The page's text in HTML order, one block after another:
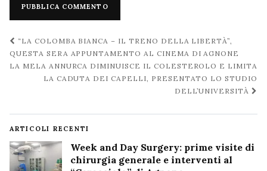
Navigazione
post
“LA COLOMBA BIANCA – IL TRENO DELLA LIBERTÀ”,
QUESTA SERA APPUNTAMENTO AL CINEMA DI AGNONE
LA MELA ANNURCA DIMINUISCE IL COLESTEROLO E LIMITA
LA CADUTA DEI CAPELLI, PRESENTATO LO STUDIO
DELL’UNIVERSITÀ
ARTICOLI RECENTI
Week and Day Surgery: prime visite di
chirurgia generale e interventi al